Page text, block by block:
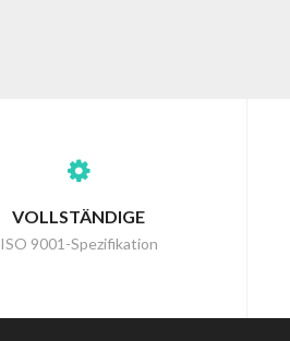
VOLLSTÄNDIGE
ISO 9001-Spezifikation